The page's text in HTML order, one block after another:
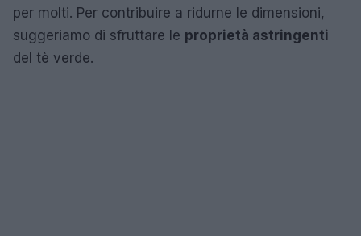
per molti. Per contribuire a ridurne le dimensioni,
suggeriamo di sfruttare le proprietà astringenti
del tè verde.